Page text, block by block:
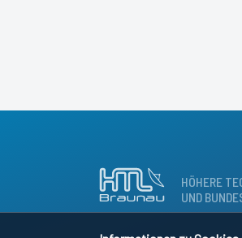
HÖHERE
UND